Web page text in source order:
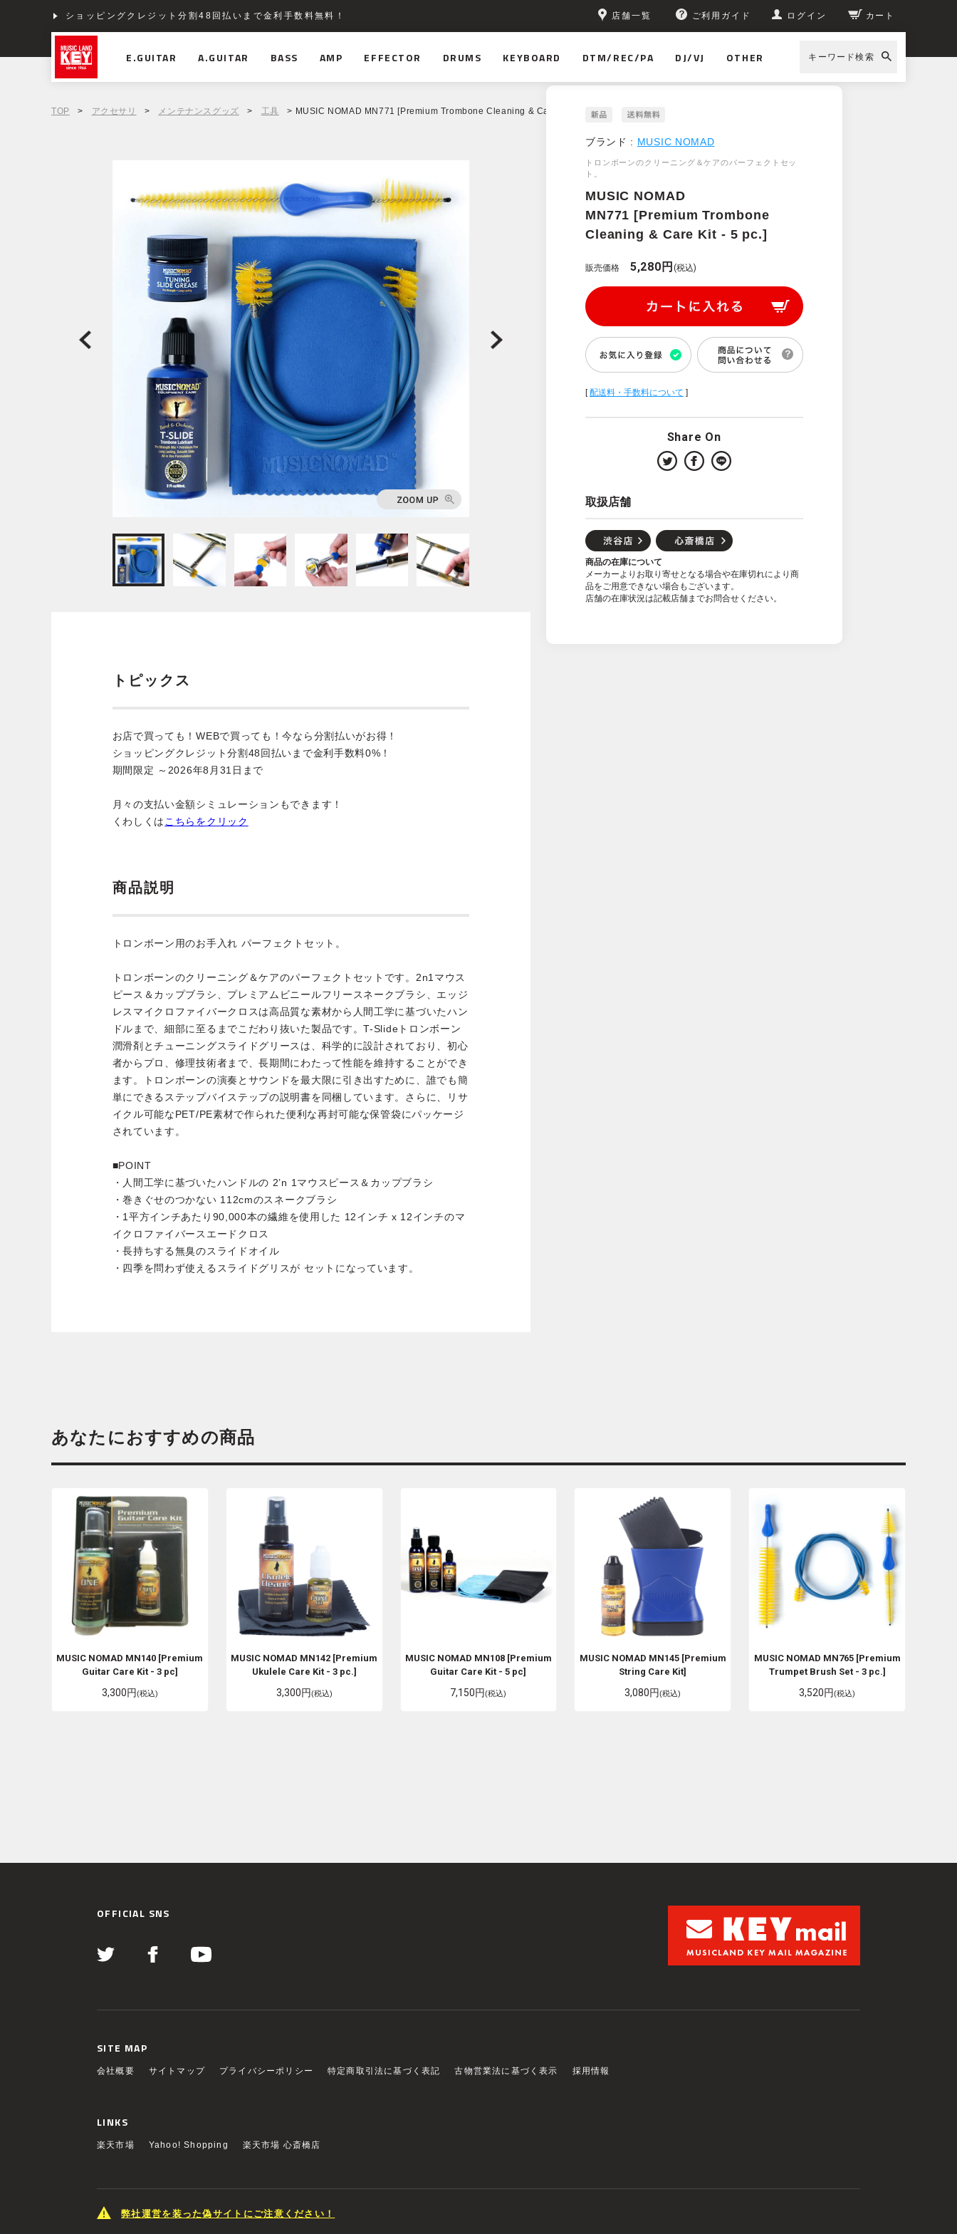
ショッピングクレジット分割48回払いまで金利手数料無料！ 店舗一覧 ご利用ガイド ログイン カート
E.GUITAR A.GUITAR BASS AMP EFFECTOR DRUMS KEYBOARD DTM/REC/PA DJ/VJ OTHER キーワード検索
TOP > アクセサリ > メンテナンスグッズ > 工具 > MUSIC NOMAD MN771 [Premium Trombone Cleaning & Care Kit - 5 pc.]
ブランド : MUSIC NOMAD
トロンボーンのクリーニング＆ケアのパーフェクトセッ
ト。
MUSIC NOMAD
MN771 [Premium Trombone
Cleaning & Care Kit - 5 pc.]
販売価格 5,280円 (税込)
[配送料・手数料について ]
Share On
取扱店舗
商品の在庫について
メーカーよりお取り寄せとなる場合や在庫切れにより商
品をご用意できない場合もございます。
店舗の在庫状況は記載店舗までお問合せください。
トピックス
お店で買っても！WEBで買っても！今なら分割払いがお得！
ショッピングクレジット分割48回払いまで金利手数料0%！
期間限定 ～2026年8月31日まで
月々の支払い金額シミュレーションもできます！
くわしくは こちらをクリック
商品説明
トロンボーン用のお手入れ パーフェクトセット。
トロンボーンのクリーニング＆ケアのパーフェクトセットです。2n1マウス
ピース＆カップブラシ、プレミアムビニールフリースネークブラシ、エッジ
レスマイクロファイバークロスは高品質な素材から人間工学に基づいたハン
ドルまで、細部に至るまでこだわり抜いた製品です。T-Slideトロンボーン
潤滑剤とチューニングスライドグリースは、科学的に設計されており、初心
者からプロ、修理技術者まで、長期間にわたって性能を維持することができ
ます。トロンボーンの演奏とサウンドを最大限に引き出すために、誰でも簡
単にできるステップバイステップの説明書を同梱しています。さらに、リサ
イクル可能なPET/PE素材で作られた便利な再封可能な保管袋にパッケージ
されています。
■POINT
・人間工学に基づいたハンドルの 2’n 1マウスピース＆カップブラシ
・巻きぐせのつかない 112cmのスネークブラシ
・1平方インチあたり90,000本の繊維を使用した 12インチ x 12インチのマ
イクロファイバースエードクロス
・長持ちする無臭のスライドオイル
・四季を問わず使えるスライドグリスが セットになっています。
あなたにおすすめの商品
MUSIC NOMAD MN140 [Premium
Guitar Care Kit - 3 pc]
3,300円(税込)
MUSIC NOMAD MN142 [Premium
Ukulele Care Kit - 3 pc.]
3,300円(税込)
MUSIC NOMAD MN108 [Premium
Guitar Care Kit - 5 pc]
7,150円(税込)
MUSIC NOMAD MN145 [Premium
String Care Kit]
3,080円(税込)
MUSIC NOMAD MN765 [Premium
Trumpet Brush Set - 3 pc.]
3,520円(税込)
OFFICIAL SNS
SITE MAP
会社概要 サイトマップ プライバシーポリシー 特定商取引法に基づく表記 古物営業法に基づく表示 採用情報
LINKS
楽天市場 Yahoo! Shopping 楽天市場 心斎橋店
弊社運営を装った偽サイトにご注意ください！